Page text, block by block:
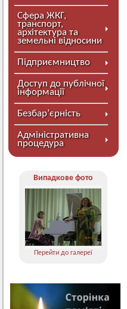
Сфера ЖКГ,
транспорт,
архітектура та
земельні відносини
Підприємництво
Доступ до публічної
інформації
Безбар’єрність
Адміністративна
процедура
Випадкове фото
Перейти до галереї